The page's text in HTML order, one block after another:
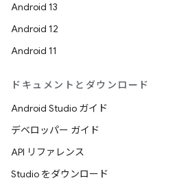
Android 13
Android 12
Android 11
ドキュメントとダウンロード
Android Studio ガイド
デベロッパー ガイド
API リファレンス
Studio をダウンロード